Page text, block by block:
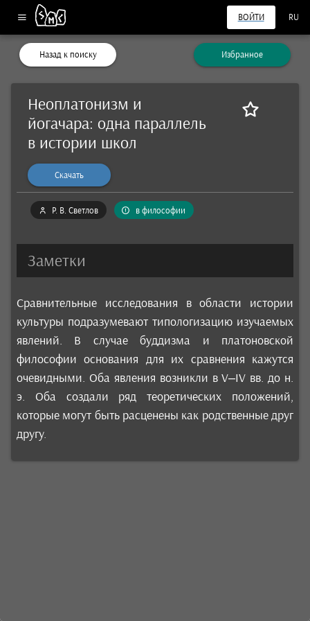
ВОЙТИ RU
Назад к поиску Избранное
Неоплатонизм и
йогачара: одна параллель
в истории школ
Скачать
Р. В. Светлов в философии
Заметки
Сравнительные исследования в области истории
культуры подразумевают типологизацию изучаемых
явлений. В случае буддизма и платоновской
философии основания для их сравнения кажутся
очевидными. Оба явления возникли в V–IV вв. до н.
э. Оба создали ряд теоретических положений,
которые могут быть расценены как родственные друг
другу.